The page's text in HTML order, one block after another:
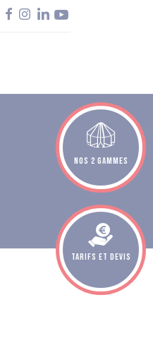
Nos 2 gammes
Tarifs et devis